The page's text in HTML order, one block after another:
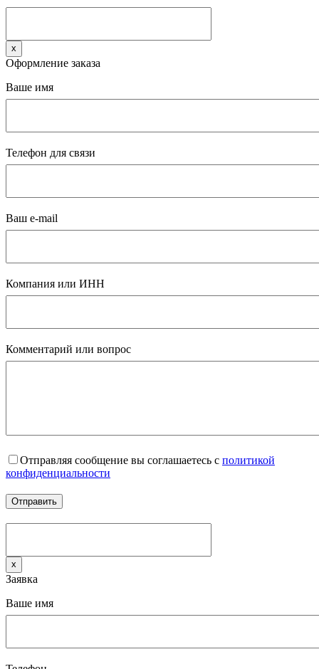
x
Оформление заказа
Ваше имя
Телефон для связи
Ваш e-mail
Компания или ИНН
Комментарий или вопрос
Отправляя сообщение вы соглашаетесь с политикой
конфиденциальности
x
Заявка
Ваше имя